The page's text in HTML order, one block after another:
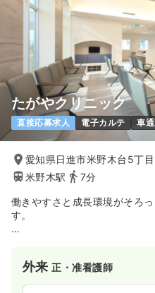
土日祝休み
年間休日126日
担当業務未経験可
ブラン
気になる
たがやクリニック
直接応募求人 電子カルテ 車
愛知県日進市米野木台5丁
米野木駅
7分
働きやすさと成長環境がそろ
す。
ニックです。スタッフ一人ひ
くりを大切にしています。
外来正・准看護師